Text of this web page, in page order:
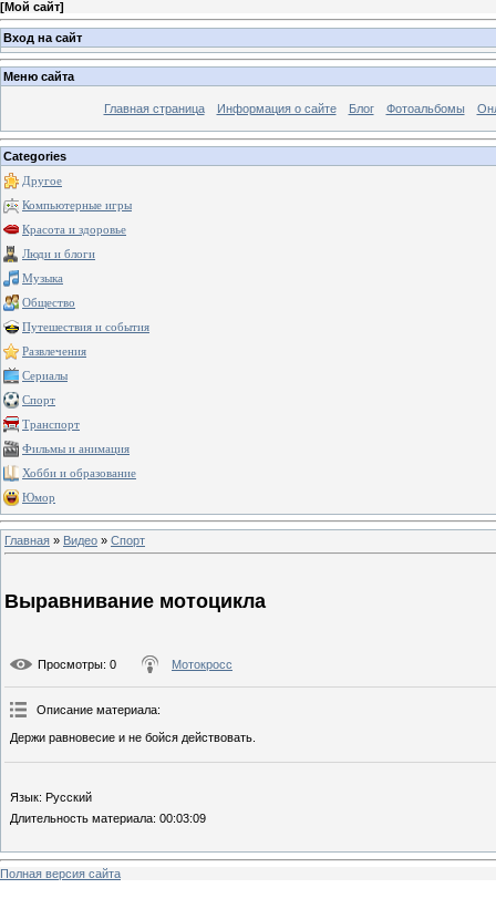
[Мой сайт]
Вход на сайт
Меню сайта
Главная страница Информация о сайте Блог Фотоальбомы
Categories
Другое
Компьютерные игры
Красота и здоровье
Люди и блоги
Музыка
Общество
Путешествия и события
Развлечения
Сериалы
Спорт
Транспорт
Фильмы и анимация
Хобби и образование
Юмор
Главная » Видео » Спорт
Выравнивание мотоцикла
Просмотры: 0 Мотокросс
Описание материала:
Держи равновесие и не бойся действовать.
Язык: Русский
Длительность материала: 00:03:09
Полная версия сайта